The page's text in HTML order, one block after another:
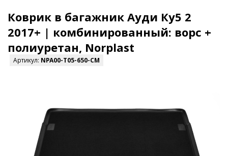
Коврик в багажник Ауди Ку5 2
2017+ | комбинированный: ворс +
полиуретан, Norplast
Артикул: NPA00-T05-650-CM